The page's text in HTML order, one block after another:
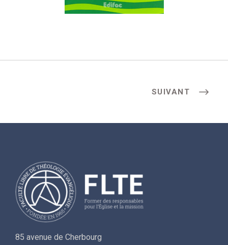
SUIVANT
85 avenue de Cherbourg